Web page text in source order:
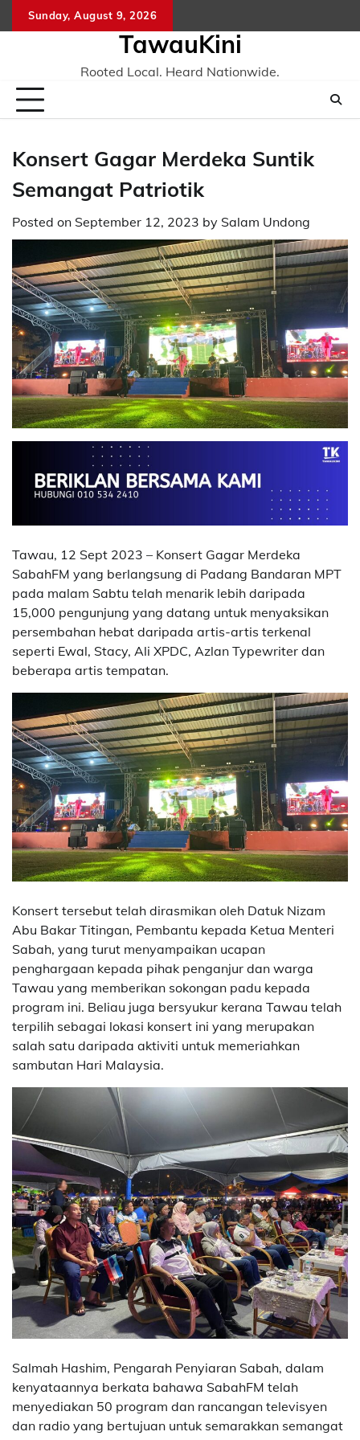
to
Sunday, August 9, 2026
TawauKini
Rooted Local. Heard Nationwide.
Konsert Gagar Merdeka Suntik
Semangat Patriotik
Posted on September 12, 2023 by Salam Undong
Tawau, 12 Sept 2023 – Konsert Gagar Merdeka
SabahFM yang berlangsung di Padang Bandaran MPT
pada malam Sabtu telah menarik lebih daripada
15,000 pengunjung yang datang untuk menyaksikan
persembahan hebat daripada artis-artis terkenal
seperti Ewal, Stacy, Ali XPDC, Azlan Typewriter dan
beberapa artis tempatan.
Konsert tersebut telah dirasmikan oleh Datuk Nizam
Abu Bakar Titingan, Pembantu kepada Ketua Menteri
Sabah, yang turut menyampaikan ucapan
penghargaan kepada pihak penganjur dan warga
Tawau yang memberikan sokongan padu kepada
program ini. Beliau juga bersyukur kerana Tawau telah
terpilih sebagai lokasi konsert ini yang merupakan
salah satu daripada aktiviti untuk memeriahkan
sambutan Hari Malaysia.
Salmah Hashim, Pengarah Penyiaran Sabah, dalam
kenyataannya berkata bahawa SabahFM telah
menyediakan 50 program dan rancangan televisyen
dan radio yang bertujuan untuk semarakkan semangat